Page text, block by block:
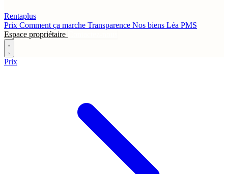
Rentaplus
Prix Comment ça marche Transparence Nos biens Léa PMS
Espace propriétaire
Prix